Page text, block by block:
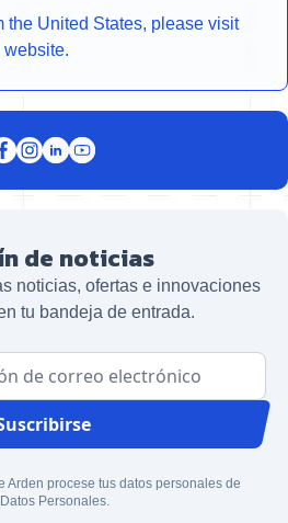
the United States, please visit
de noticias
noticias, ofertas e innovaciones
tu bandeja de entrada.
Arden procese tus datos personales de
Personales.